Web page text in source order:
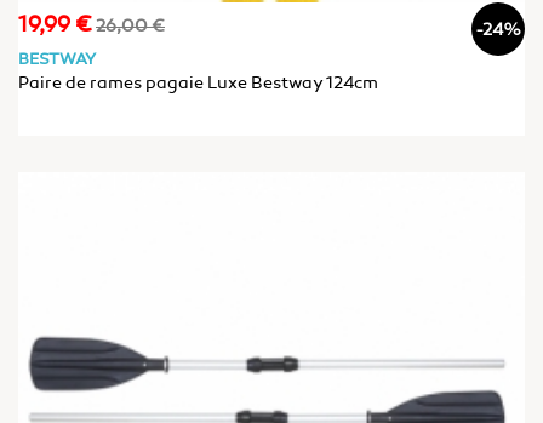
Prix
19,99 €Prix
26,00 € -24%
BESTWAY
Paire de rames pagaie Luxe Bestway 124cm